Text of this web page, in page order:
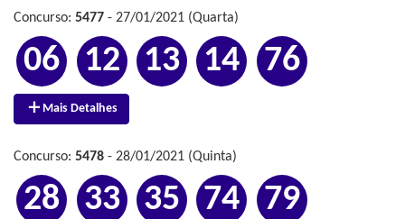
Concurso: 5477 - 27/01/2021 (Quarta)
06 12 13 14 76
Mais Detalhes
Concurso: 5478 - 28/01/2021 (Quinta)
28 33 35 74 79